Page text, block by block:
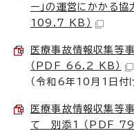
ー」の運営にかかる
109.7 KB）
医療事故情報収集等
（PDF 66.2 KB）
（令和6年10月1日付
医療事故情報収集等
て 別添1 （PDF